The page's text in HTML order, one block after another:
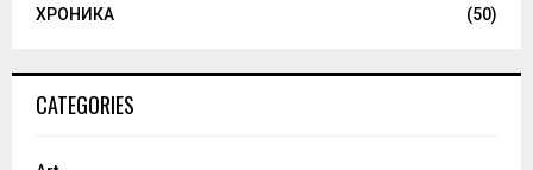
ХРОНИКА
(50)
CATEGORIES